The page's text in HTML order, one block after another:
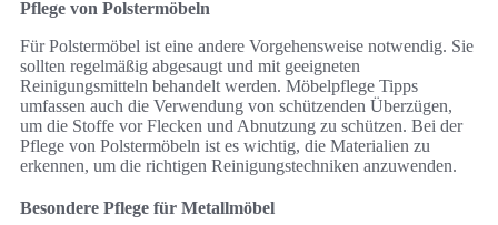
Pflege von Polstermöbeln
Für Polstermöbel ist eine andere Vorgehensweise notwendig. Sie
sollten regelmäßig abgesaugt und mit geeigneten
Reinigungsmitteln behandelt werden. Möbelpflege Tipps
umfassen auch die Verwendung von schützenden Überzügen,
um die Stoffe vor Flecken und Abnutzung zu schützen. Bei der
Pflege von Polstermöbeln ist es wichtig, die Materialien zu
erkennen, um die richtigen Reinigungstechniken anzuwenden.
Besondere Pflege für Metallmöbel